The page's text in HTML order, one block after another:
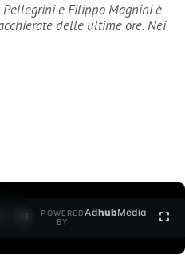
Pellegrini e Filippo Magnini è
delle ultime ore. Nei
POWERED
BY
AdhubMedia